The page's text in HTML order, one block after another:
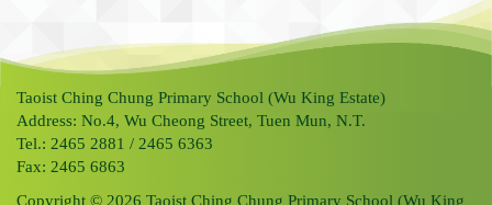
Taoist Ching Chung Primary School (Wu King Estate)
Address: No.4, Wu Cheong Street, Tuen Mun, N.T.
Tel.: 2465 2881 / 2465 6363
Fax: 2465 6863
Copyright © 2026 Taoist Ching Chung Primary School (Wu King